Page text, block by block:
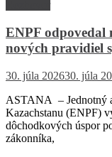
ENPF odpovedal
nových pravidiel
30. júla 202630. júla
ASTANA – Jednotný
Kazachstanu (ENPF)
dôchodkových úspor
zákonníka,